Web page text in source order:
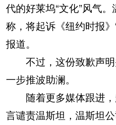
代的好莱坞“文化”风气
称，将起诉《纽约时报
报道。
不过，这份致歉声明
一步推波助澜。
随着更多媒体跟进，
言谴责温斯坦，温斯坦